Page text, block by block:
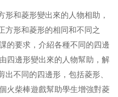
和菱形變出來的人物相助，
方形和菱形的相同和不同之
的要求，介紹各種不同的四邊
四邊形變出來的人物幫助，解
不同的四邊形，包括菱形、
火柴棒遊戲幫助學生增強對菱